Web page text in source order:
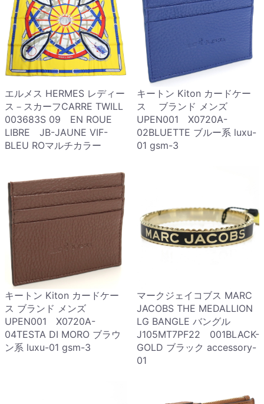
エルメス HERMES レディー
ス－スカーフCARRE TWILL
003683S 09 EN ROUE
LIBRE JB-JAUNE VIF-
BLEU ROマルチカラー
キートン Kiton カードケー
ス ブランド メンズ
UPEN001 X0720A-
02BLUETTE ブルー系 luxu-
01 gsm-3
キートン Kiton カードケー
ス ブランド メンズ
UPEN001 X0720A-
04TESTA DI MORO ブラウ
ン系 luxu-01 gsm-3
マークジェイコブス MARC
JACOBS THE MEDALLION
LG BANGLE バングル
J105MT7PF22 001BLACK-
GOLD ブラック accessory-
01